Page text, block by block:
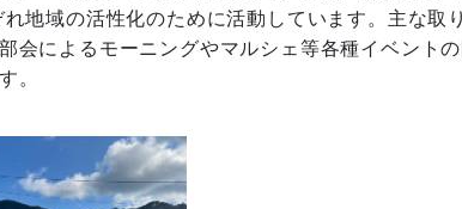
地域の活性化のために活動しています。主な取
会によるモーニングやマルシェ等各種イベントの
。